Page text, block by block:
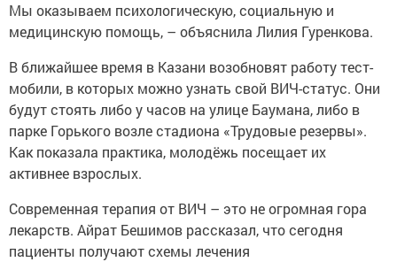
Мы оказываем психологическую, социальную и
медицинскую помощь, – объяснила Лилия Гуренкова.
В ближайшее время в Казани возобновят работу тест-
мобили, в которых можно узнать свой ВИЧ-статус. Они
будут стоять либо у часов на улице Баумана, либо в
парке Горького возле стадиона «Трудовые резервы».
Как показала практика, молодёжь посещает их
активнее взрослых.
Современная терапия от ВИЧ – это не огромная гора
лекарств. Айрат Бешимов рассказал, что сегодня
пациенты получают схемы лечения